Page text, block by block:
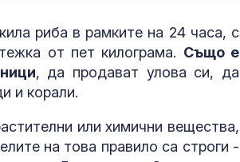
риба в рамките на 24 часа, с
от пет килограма. Също е
, да продават улова си, да
и корали.
или химични вещества,
на това правило са строги -